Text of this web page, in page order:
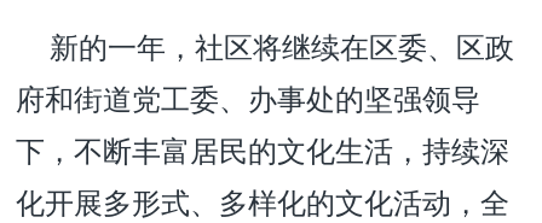
新的一年，社区将继续在区委、区政
府和街道党工委、办事处的坚强领导
下，不断丰富居民的文化生活，持续深
化开展多形式、多样化的文化活动，全